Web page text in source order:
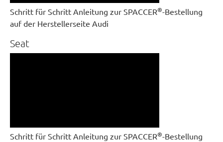
Schritt für Schritt Anleitung zur SPACCER®-Bestellung
auf der Herstellerseite Audi
Seat
Schritt für Schritt Anleitung zur SPACCER®-Bestellung